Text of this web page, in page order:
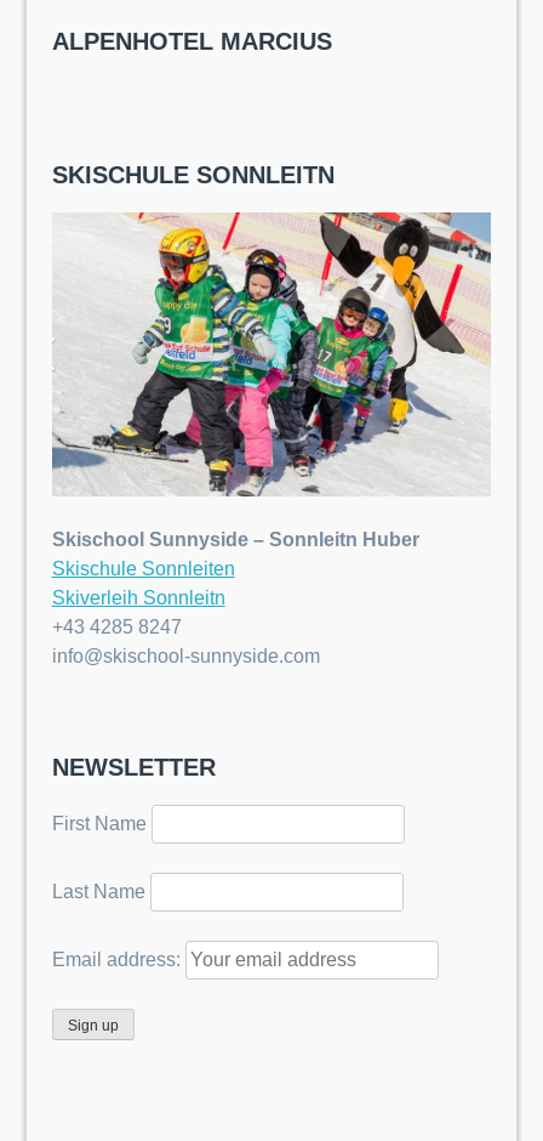
ALPENHOTEL MARCIUS
SKISCHULE SONNLEITN
Skischool Sunnyside – Sonnleitn Huber
Skischule Sonnleiten
Skiverleih Sonnleitn
+43 4285 8247
info@skischool-sunnyside.com
NEWSLETTER
First Name
Last Name
Email address: